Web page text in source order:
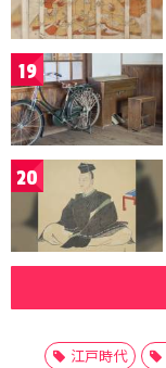
19
20
江戸時代